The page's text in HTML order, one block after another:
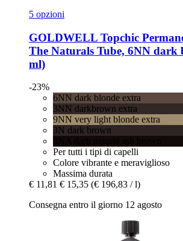
5 opzioni
GOLDWELL Topchic
The Naturals Tube, 6NN dark
ml)
-23%
6NN dark blonde extra
3NN darkbrown extra
9NN very light blonde extra
3N dark brown
Per tutti i tipi di capelli
Colore vibrante e meraviglioso
Massima durata
€ 11,81 € 15,35 (€ 196,83 / l)
Consegna entro il giorno 12 agosto